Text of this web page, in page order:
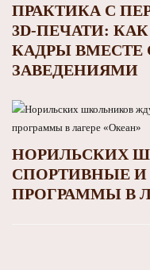
ПРАКТИКА С
3D‑ПЕЧАТИ:
КАДРЫ
ЗАВЕДЕНИЯМИ
НОРИЛЬСКИХ
СПОРТИВНЫЕ И
ПРОГРАММЫ В